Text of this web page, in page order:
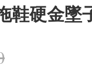
鞋硬金墜